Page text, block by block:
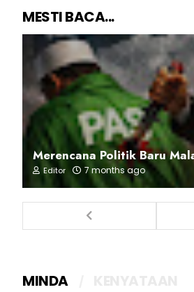
MESTI BACA...
Merencana Politik Baru
Editor 7 months ago
MINDA